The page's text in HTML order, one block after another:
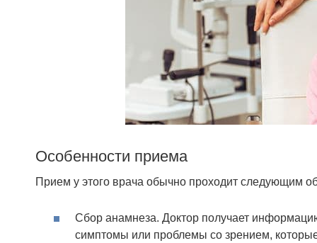
Особенности приема
Прием у этого врача обычно проходит следующим
Сбор анамнеза. Доктор получает
симптомы или проблемы со зрением, которые